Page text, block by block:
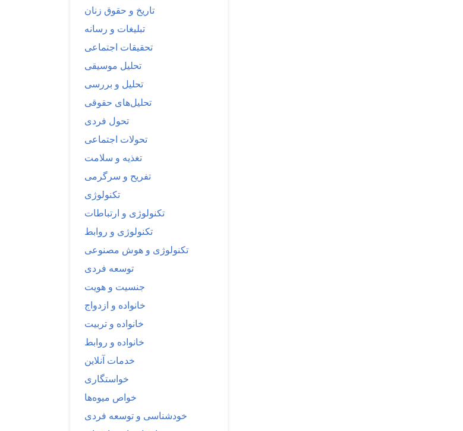
تاریخ و حقوق زنان
تبلیغات و رسانه
تحقیقات اجتماعی
تحلیل موسیقی
تحلیل و بررسی
تحلیل‌های حقوقی
تحول فردی
تحولات اجتماعی
تغذیه و سلامت
تفریح و سرگرمی
تکنولوژی
تکنولوژی و ارتباطات
تکنولوژی و روابط
تکنولوژی و هوش مصنوعی
توسعه فردی
جنسیت و هویت
خانواده و ازدواج
خانواده و تربیت
خانواده و روابط
خدمات آنلاین
خواستگاری
خواص میوه‌ها
خودشناسی و توسعه فردی